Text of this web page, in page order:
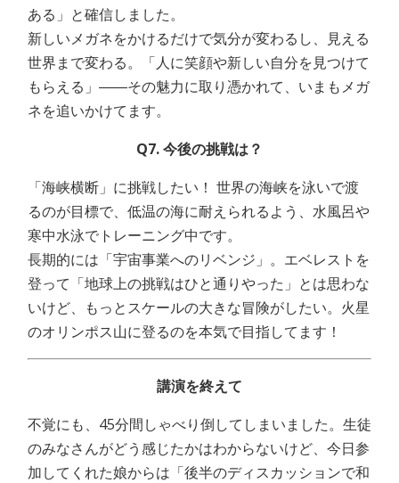
ある」と確信しました。
新しいメガネをかけるだけで気分が変わるし、見える
世界まで変わる。「人に笑顔や新しい自分を見つけて
もらえる」――その魅力に取り憑かれて、いまもメガ
ネを追いかけてます。
Q7. 今後の挑戦は？
「海峡横断」に挑戦したい！ 世界の海峡を泳いで渡
るのが目標で、低温の海に耐えられるよう、水風呂や
寒中水泳でトレーニング中です。
長期的には「宇宙事業へのリベンジ」。エベレストを
登って「地球上の挑戦はひと通りやった」とは思わな
いけど、もっとスケールの大きな冒険がしたい。火星
のオリンポス山に登るのを本気で目指してます！
講演を終えて
不覚にも、45分間しゃべり倒してしまいました。生徒
のみなさんがどう感じたかはわからないけど、今日参
加してくれた娘からは「後半のディスカッションで和